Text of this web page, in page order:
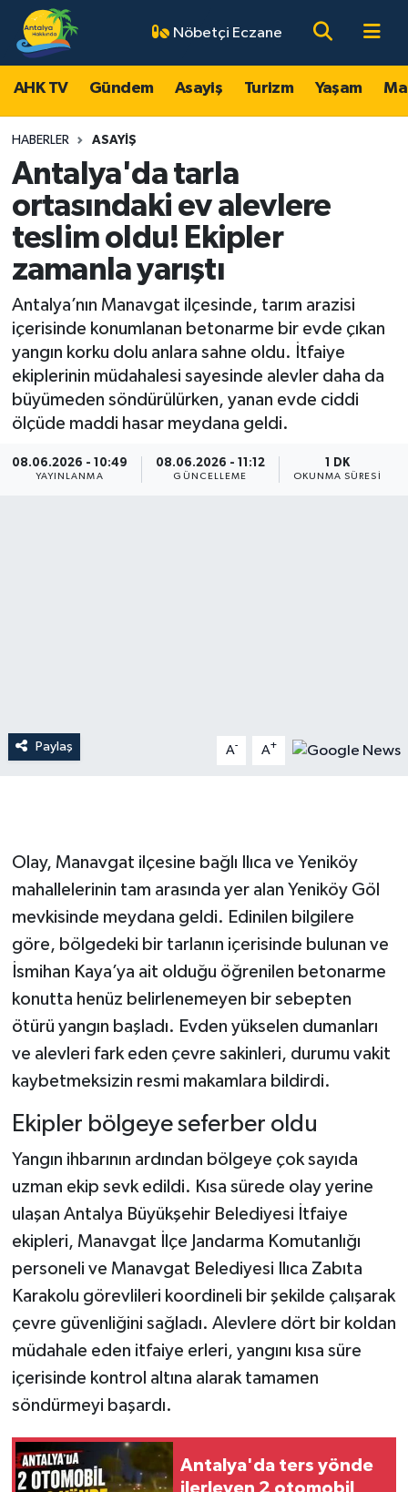
Nöbetçi Eczane
AHK TV Gündem Asayiş Turizm Yaşam
HABERLER ASAYIŞ
Antalya'da tarla
ortasındaki ev alevlere
teslim oldu! Ekipler
zamanla yarıştı
Antalya’nın Manavgat ilçesinde, tarım arazisi
içerisinde konumlanan betonarme bir evde çıkan
yangın korku dolu anlara sahne oldu. İtfaiye
ekiplerinin müdahalesi sayesinde alevler daha da
büyümeden söndürülürken, yanan evde ciddi
ölçüde maddi hasar meydana geldi.
08.06.2026 - 10:49
YAYINLANMA
08.06.2026 - 11:12
GÜNCELLEME
1 DK
OKUNMA SÜRESI
Paylaş A- A+
Olay, Manavgat ilçesine bağlı Ilıca ve Yeniköy
mahallelerinin tam arasında yer alan Yeniköy Göl
mevkisinde meydana geldi. Edinilen bilgilere
göre, bölgedeki bir tarlanın içerisinde bulunan ve
İsmihan Kaya’ya ait olduğu öğrenilen betonarme
konutta henüz belirlenemeyen bir sebepten
ötürü yangın başladı. Evden yükselen dumanları
ve alevleri fark eden çevre sakinleri, durumu vakit
kaybetmeksizin resmi makamlara bildirdi.
Ekipler bölgeye seferber oldu
Yangın ihbarının ardından bölgeye çok sayıda
uzman ekip sevk edildi. Kısa sürede olay yerine
ulaşan Antalya Büyükşehir Belediyesi İtfaiye
ekipleri, Manavgat İlçe Jandarma Komutanlığı
personeli ve Manavgat Belediyesi Ilıca Zabıta
Karakolu görevlileri koordineli bir şekilde çalışarak
çevre güvenliğini sağladı. Alevlere dört bir koldan
müdahale eden itfaiye erleri, yangını kısa süre
içerisinde kontrol altına alarak tamamen
söndürmeyi başardı.
Antalya'da ters yönde
ilerleyen 2 otomobil
AHK TV
Gündem
Asayiş
Turizm
Magazin
Ekonomi
Spor
Resmi Reklamlar
Antalya Nöbetçi Eczaneler
Antalya Hava Durumu
Antalya Namaz Vakitleri
Antalya Trafik Yoğunluk Haritası
Süper Lig Puan Durumu ve Fikstür
Tüm Manşetler
Son Dakika Haberleri
Haber Arşivi